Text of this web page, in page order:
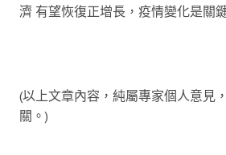
濟 有望恢復正增長，疫情變化是關
(以上文章內容，純屬專家個人意見
關。)